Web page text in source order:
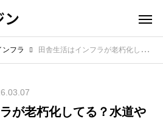
ン
ンフラ 田舎生活はインフラが老朽化してる？水道や道路の古さへの向き合い方
が老朽化してる？水道や